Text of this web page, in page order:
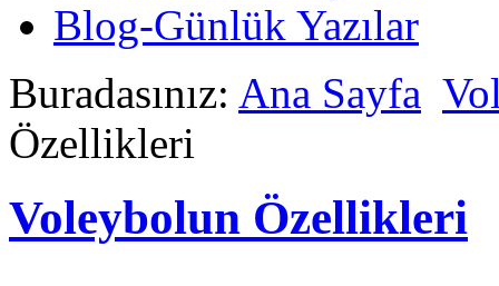
Blog-Günlük Yazılar
Buradasınız: Ana Sayfa
Özellikleri
Voleybolun Özellikleri